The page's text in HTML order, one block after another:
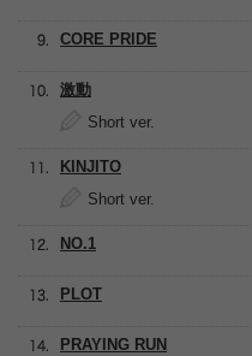
CORE PRIDE
激動
Short ver.
KINJITO
Short ver.
NO.1
PLOT
PRAYING RUN